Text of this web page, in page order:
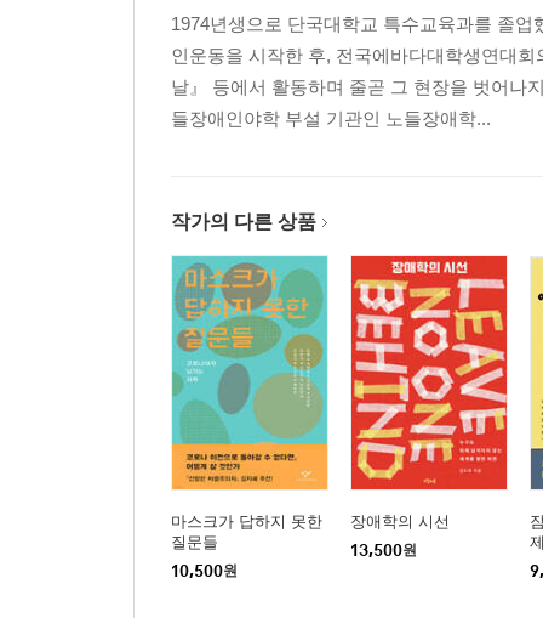
2. 당신의 해방과 나의 해방은 따로 떨어져 있는가
3. 횡단의 정치: 뿌리내리고 또 옮기기
4. 당사자주의는 운동의 ‘이념’이 아니다
보론 정체성, 해체할 것인가 횡단할 것인가
7장 자립과 의존의 이분법을 넘어 공생의 세계로
1. 정립: 부정한 몸들을 ‘수선’하다
2. 자립: 그 가능성과 함정
3. 연립: 홀로서기도 의존도 아닌, 함께 서기
4부 도전
1974년생으로 단국대학교 특수교육과를 졸
인운동을 시작한 후, 전국에바다대학생연대
날』 등에서 활동하며 줄곧 그 현장을 벗어나
들장애인야학 부설 기관인 노들장애학...
작가의 다른 상품
마스크가 답하지 못한
질문들
10,500원
장애학의 시선
13,500원